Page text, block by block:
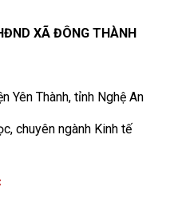
XÃ ĐÔNG THÀNH
Yên Thành, tỉnh Nghệ An
chuyên ngành Kinh tế